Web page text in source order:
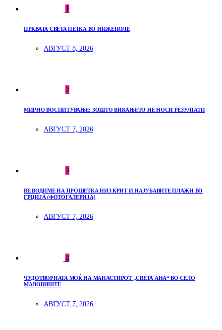
1
ЦРКВАТА СВЕТА ПЕТКА ВО НИЖЕПОЛЕ
АВГУСТ 8, 2026
2
МИРНО ВОСПИТУВАЊЕ: ЗОШТО ВИКАЊЕТО НЕ НОСИ РЕЗУЛТАТИ
АВГУСТ 7, 2026
3
ВЕ ВОДИМЕ НА ПРОШЕТКА НИЗ КРИТ И НАЈУБАВИТЕ ПЛАЖИ ВО
ГРЦИЈА (ФОТОГАЛЕРИЈА)
АВГУСТ 7, 2026
4
ЧУДОТВОРНАТА МОЌ НА МАНАСТИРОТ „СВЕТА АНА“ ВО СЕЛО
МАЛОВИШТЕ
АВГУСТ 7, 2026